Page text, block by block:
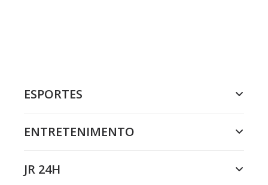
ESPORTES
ENTRETENIMENTO
JR 24H